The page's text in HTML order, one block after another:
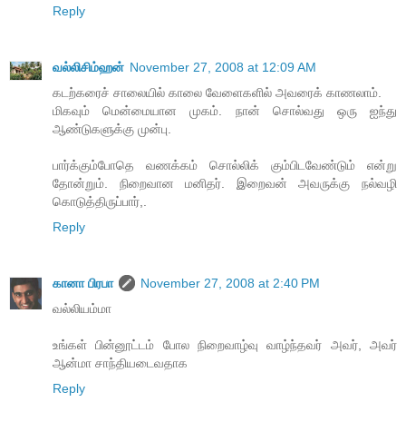
Reply
வல்லிசிம்ஹன் November 27, 2008 at 12:09 AM
கடற்கரைச் சாலையில் காலை வேளைகளில் அவரைக் காணலாம்.
மிகவும் மென்மையான முகம். நான் சொல்வது ஒரு ஐந்து
ஆண்டுகளுக்கு முன்பு.
பார்க்கும்போதெ வணக்கம் சொல்லிக் கும்பிடவேண்டும் என்று
தோன்றும். நிறைவான மனிதர். இறைவன் அவருக்கு நல்வழி
கொடுத்திருப்பார்,.
Reply
கானா பிரபா
November 27, 2008 at 2:40 PM
வல்லியம்மா
‍உங்கள் பின்னூட்டம் போல நிறைவாழ்வு வாழ்ந்தவர் அவர், அவர்
ஆன்மா சாந்தியடைவதாக‌
Reply